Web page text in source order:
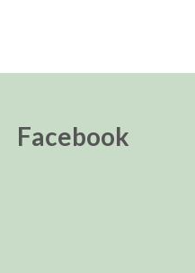
Facebook